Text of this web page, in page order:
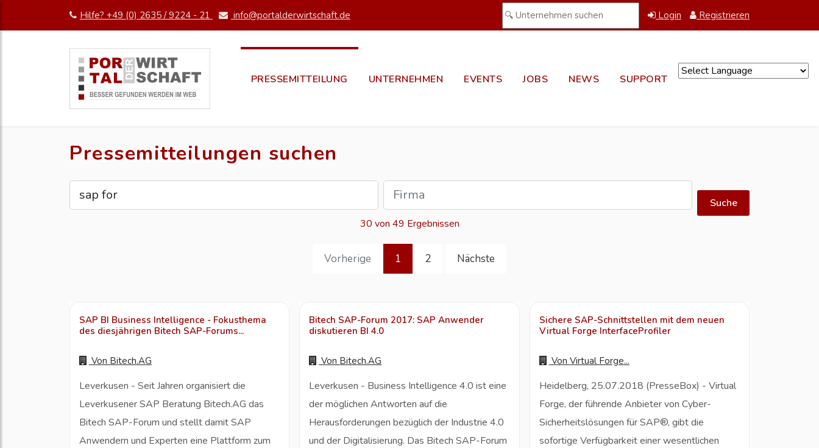
Hilfe? +49 (0) 2635 / 9224 - 21 info@portalderwirtschaft.de Login Registrieren
PRESSEMITTEILUNG UNTERNEHMEN EVENTS JOBS NEWS SUPPORT
Pressemitteilungen suchen
Suche
30 von 49 Ergebnissen
Vorherige 1 2 Nächste
SAP BI Business Intelligence - Fokusthema
des diesjährigen Bitech SAP-Forums...
Von Bitech.AG
Leverkusen - Seit Jahren organisiert die
Leverkusener SAP Beratung Bitech.AG das
Bitech SAP-Forum und stellt damit SAP
Anwendern und Experten eine Plattform zum
Bitech SAP-Forum 2017: SAP Anwender
diskutieren BI 4.0
Von Bitech.AG
Leverkusen - Business Intelligence 4.0 ist eine
der möglichen Antworten auf die
Herausforderungen bezüglich der Industrie 4.0
und der Digitalisierung. Das Bitech SAP-Forum
Sichere SAP-Schnittstellen mit dem neuen
Virtual Forge InterfaceProfiler
Von Virtual Forge...
Heidelberg, 25.07.2018 (PresseBox) - Virtual
Forge, der führende Anbieter von Cyber-
Sicherheitslösungen für SAP®, gibt die
sofortige Verfügbarkeit einer wesentlichen